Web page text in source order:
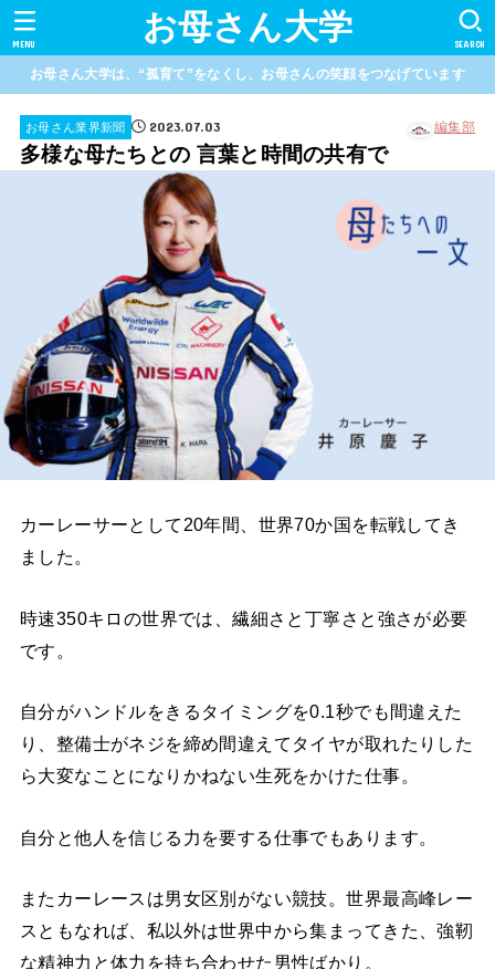
お母さん大学 SEARCH
MENU
お母さん大学は、“孤育て”をなくし、お母さんの笑顔をつなげています
お母さん業界新聞 2023.07.03 編集部
多様な母たちとの 言葉と時間の共有で
カーレーサーとして20年間、世界70か国を転戦してき
ました。
時速350キロの世界では、繊細さと丁寧さと強さが必要
です。
自分がハンドルをきるタイミングを0.1秒でも間違えた
り、整備士がネジを締め間違えてタイヤが取れたりした
ら大変なことになりかねない生死をかけた仕事。
自分と他人を信じる力を要する仕事でもあります。
またカーレースは男女区別がない競技。世界最高峰レー
スともなれば、私以外は世界中から集まってきた、強靭
な精神力と体力を持ち合わせた男性ばかり。